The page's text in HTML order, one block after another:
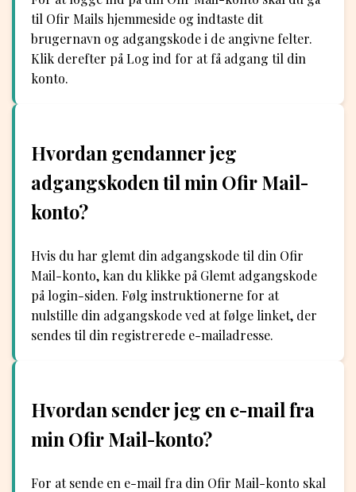
til Ofir Mails hjemmeside og indtaste dit
brugernavn og adgangskode i de angivne felter.
Klik derefter på Log ind for at få adgang til din
konto.
Hvordan gendanner jeg
adgangskoden til min Ofir Mail-
konto?
Hvis du har glemt din adgangskode til din Ofir
Mail-konto, kan du klikke på Glemt adgangskode
på login-siden. Følg instruktionerne for at
nulstille din adgangskode ved at følge linket, der
sendes til din registrerede e-mailadresse.
Hvordan sender jeg en e-mail fra
min Ofir Mail-konto?
For at sende en e-mail fra din Ofir Mail-konto skal